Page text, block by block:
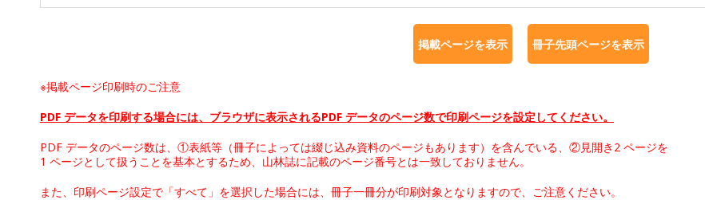
※掲載ページ印刷時のご注意
PDF データを印刷する場合には、ブラウザに表示されるPDF データのページ数で印刷ページを設定してください。
PDF データのページ数は、①表紙等（冊子によっては綴じ込み資料のページもあります）を含んでいる、②見開き2 ページを
1 ページとして扱うことを基本とするため、山林誌に記載のページ番号とは一致しておりません。
また、印刷ページ設定で「すべて」を選択した場合には、冊子一冊分が印刷対象となりますので、ご注意ください。